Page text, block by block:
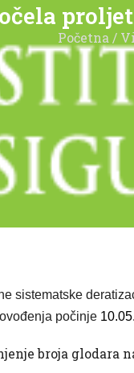
Početna/
sistematske
počinje
broja